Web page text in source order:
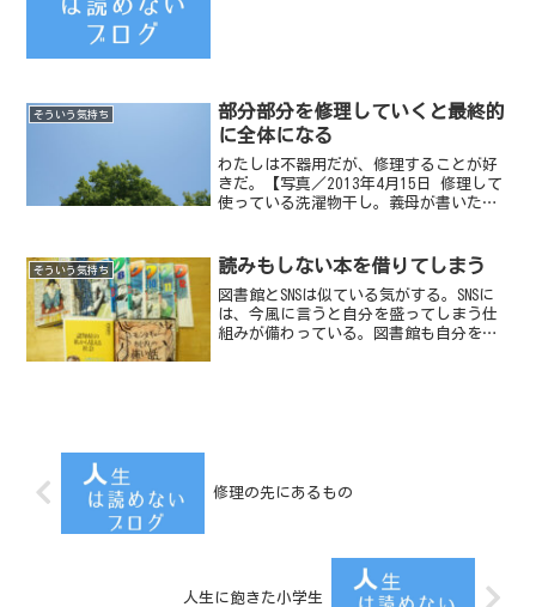
そういう気持ち
部分部分を修理していくと最終的
に全体になる
わたしは不器用だが、修理することが好
きだ。【写真／2013年4月15日 修理して
使っている洗濯物干し。義母が書いた購
て使っていたりする。
そういう気持ち 読みもしない本を借りてしまう
図書館とSNSは似ている気がする。SNSに
は、今風に言うと自分を盛ってしまう仕
組みが備わっている。図書館も自分を盛
修理の先にあるもの
人生に飽きた小学生